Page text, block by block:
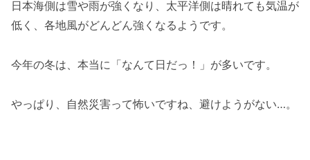
日本海側は雪や雨が強くなり、太平洋側は晴れても気温が
低く、各地風がどんどん強くなるようです。
今年の冬は、本当に「なんて日だっ！」が多いです。
やっぱり、自然災害って怖いですね、避けようがない…。